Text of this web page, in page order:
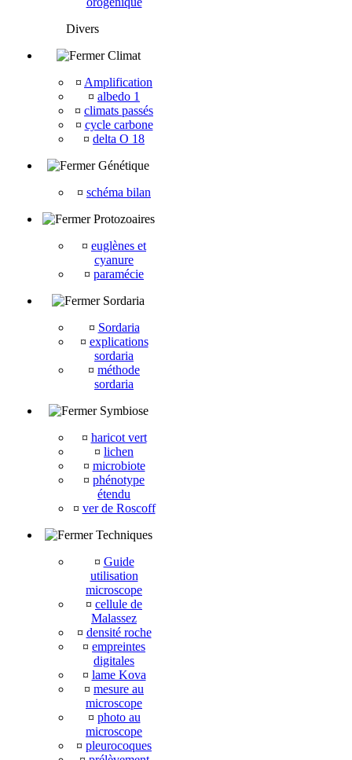
Divers
Climat
¤ Amplification
¤ albedo 1
¤ climats passés
¤ cycle carbone
¤ delta O 18
Génétique
¤ schéma bilan
Protozoaires
¤ euglènes et
cyanure
¤ paramécie
Sordaria
¤ Sordaria
¤ explications
sordaria
¤ méthode
sordaria
Symbiose
¤ haricot vert
¤ lichen
¤ microbiote
¤ phénotype
étendu
¤ ver de Roscoff
Techniques
¤ Guide
utilisation
microscope
¤ cellule de
Malassez
¤ densité roche
¤ empreintes
digitales
¤ lame Kova
¤ mesure au
microscope
¤ photo au
microscope
¤ pleurocoques